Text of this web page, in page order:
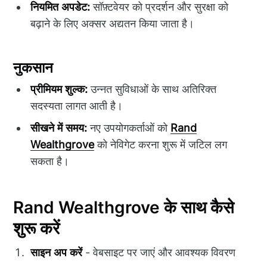
नियमित अपडेट:सॉफ़्टवेयर को प्रदर्शन और सुरक्षा को
बढ़ाने के लिए अक्सर अद्यतन किया जाता है।
नुकसान
प्रीमियम शुल्क:उन्नत सुविधाओं के साथ अतिरिक्त
सदस्यता लागत आती है।
सीखने में समय:नए उपयोगकर्ताओं को Rand
Wealthgroveको नेविगेट करना शुरू में जटिल लग
सकता है।
Rand Wealthgrove के साथ कैसे
शुरू करें
साइन अप करें- वेबसाइट पर जाएं और आवश्यक विवरण